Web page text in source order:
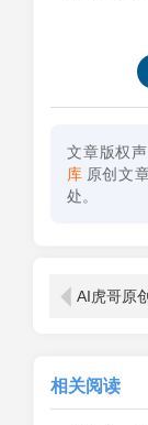
文章版权
库 原创文
处。
相关阅读